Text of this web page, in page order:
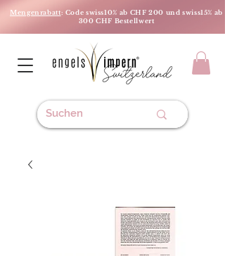
Mengenrabatt: Code swiss10% ab CHF 200 und swiss15% ab
300 CHF Bestellwert